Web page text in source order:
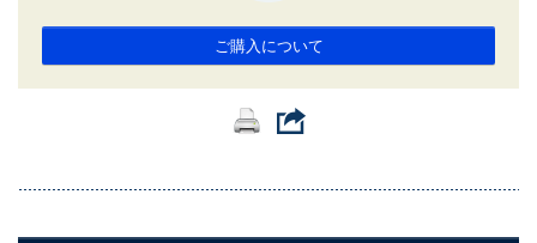
ご購入について